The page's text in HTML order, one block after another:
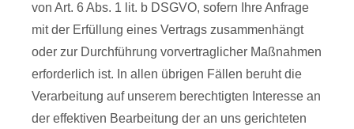
von Art. 6 Abs. 1 lit. b DSGVO, sofern Ihre Anfrage
mit der Erfüllung eines Vertrags zusammenhängt
oder zur Durchführung vorvertraglicher Maßnahmen
erforderlich ist. In allen übrigen Fällen beruht die
Verarbeitung auf unserem berechtigten Interesse an
der effektiven Bearbeitung der an uns gerichteten